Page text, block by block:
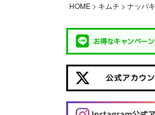
HOME キムチ ナッパ